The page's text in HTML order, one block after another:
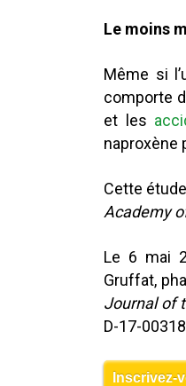
Le moins
Même si
comporte
et les
naproxène
Cette
Academy
Le 6 mai
Gruffat,
Journal of
D-17-